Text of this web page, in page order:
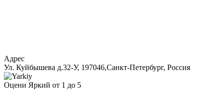
Адрес
Ул. Куйбышева д.32-У, 197046,Cанкт-Петербург, Россия
Оцени Яркий от 1 до 5